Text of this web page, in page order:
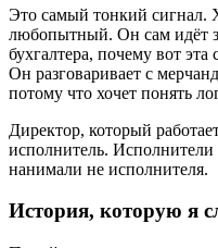
Это самый тонкий
любопытный. Он сам идёт
бухгалтера, почему вот эта
Он разговаривает с
потому что хочет понять
Директор, который
исполнитель.
нанимали не исполнителя.
История, которую я